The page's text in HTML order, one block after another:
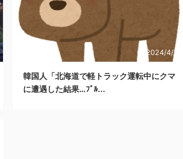
2024/4/30
韓国人「北海道で軽トラック運転中にクマ
に遭遇した結果…ﾌﾞﾙ...